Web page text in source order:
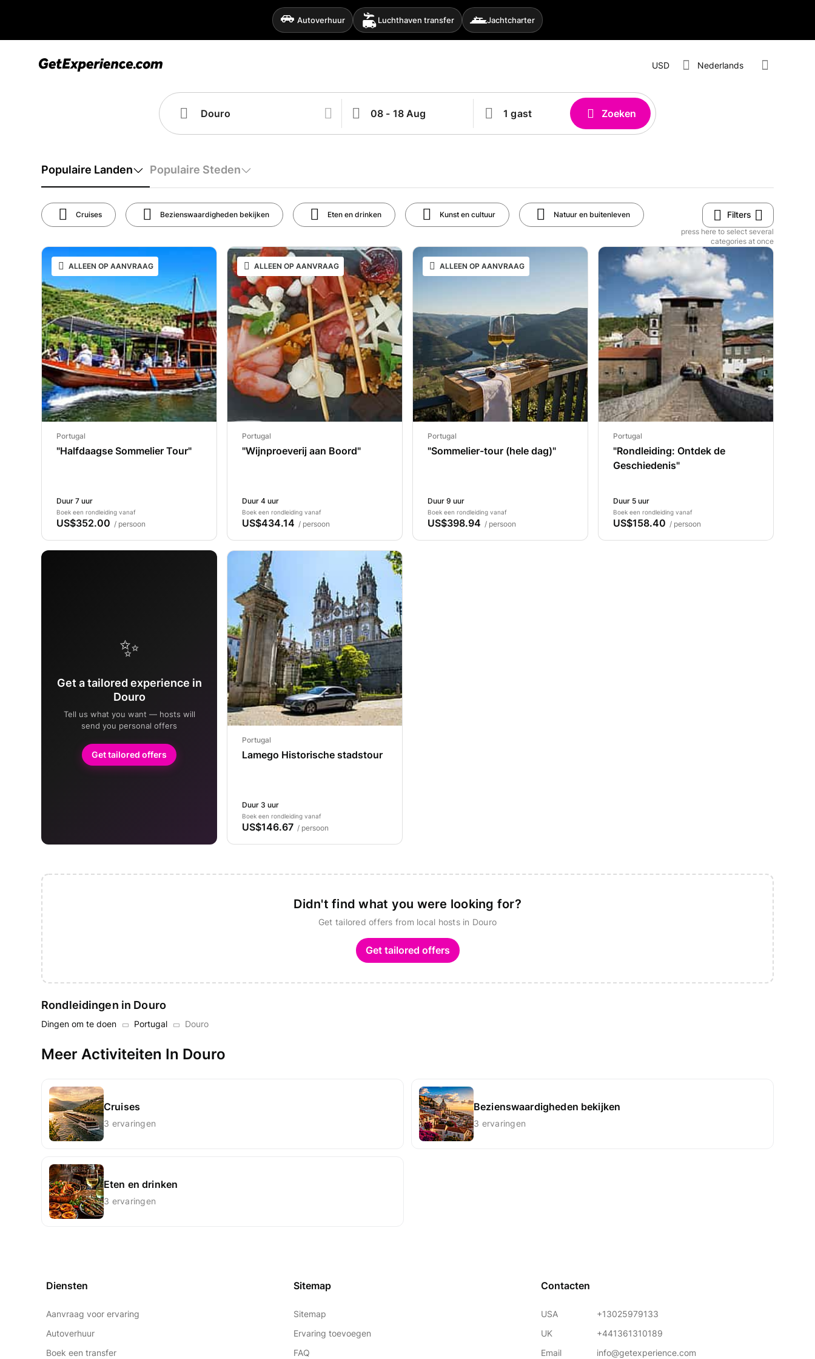
Autoverhuur Luchthaven transfer Jachtcharter
USD Nederlands
Zoeken
Populaire Landen Populaire Steden
Cruises Bezienswaardigheden bekijken Eten en drinken Kunst en cultuur Natuur en buitenleven Filters
press here to select several
categories at once
ALLEEN OP AANVRAAG
Portugal
"Halfdaagse Sommelier Tour"
Duur 7 uur
Boek een rondleiding vanaf
US$352.00 / persoon
ALLEEN OP AANVRAAG
Portugal
"Wijnproeverij aan Boord"
Duur 4 uur
Boek een rondleiding vanaf
US$434.14 / persoon
ALLEEN OP AANVRAAG
Portugal
"Sommelier-tour (hele dag)"
Duur 9 uur
Boek een rondleiding vanaf
US$398.94 / persoon
Portugal
"Rondleiding: Ontdek de
Geschiedenis"
Duur 5 uur
Boek een rondleiding vanaf
US$158.40 / persoon
✨
Get a tailored experience in
Douro
Tell us what you want — hosts will
send you personal offers
Get tailored offers
Portugal
Lamego Historische stadstour
Duur 3 uur
Boek een rondleiding vanaf
US$146.67 / persoon
Didn't find what you were looking for?
Get tailored offers from local hosts in Douro
Get tailored offers
Rondleidingen in Douro
Dingen om te doen Portugal Douro
Meer Activiteiten In Douro
Cruises
3 ervaringen
Bezienswaardigheden bekijken
3 ervaringen
Eten en drinken
3 ervaringen
Diensten
Aanvraag voor ervaring
Autoverhuur
Boek een transfer
Sitemap
Sitemap
Ervaring toevoegen
FAQ
Contacten
USA
+13025979133
UK
+441361310189
Email
info@getexperience.com